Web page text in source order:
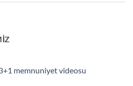
memnuniyet videosu